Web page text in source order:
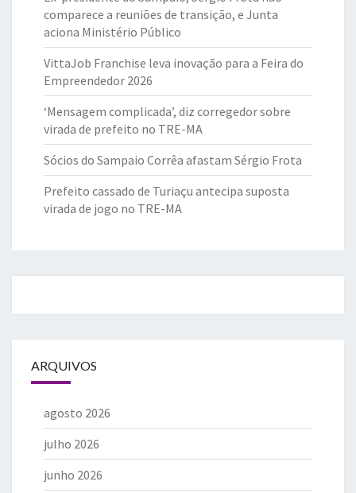
comparece a reuniões de transição, e Junta
aciona Ministério Público
VittaJob Franchise leva inovação para a Feira do
Empreendedor 2026
‘Mensagem complicada’, diz corregedor sobre
virada de prefeito no TRE-MA
Sócios do Sampaio Corrêa afastam Sérgio Frota
Prefeito cassado de Turiaçu antecipa suposta
virada de jogo no TRE-MA
ARQUIVOS
agosto 2026
julho 2026
junho 2026